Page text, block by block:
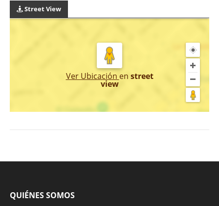
Street View
Ver Ubicación en street
view
QUIÉNES SOMOS